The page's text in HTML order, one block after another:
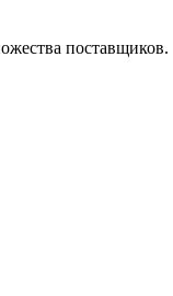
поставщиков.